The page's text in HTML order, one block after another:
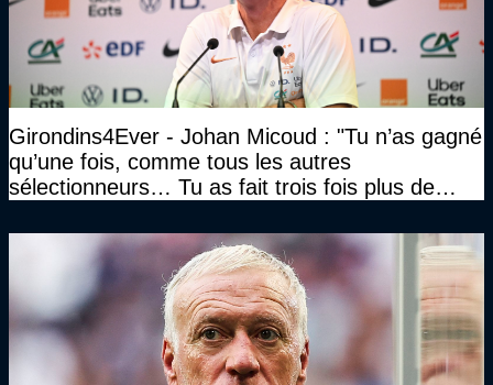
Girondins4Ever - Johan Micoud : "Tu n’as gagné
qu’une fois, comme tous les autres
sélectionneurs… Tu as fait trois fois plus de